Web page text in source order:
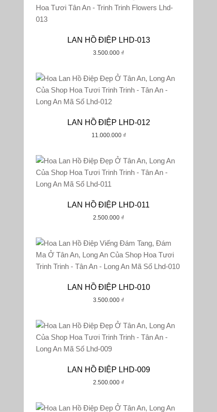
LAN HỒ ĐIỆP LHD-013
3.500.000 ₫
LAN HỒ ĐIỆP LHD-012
11.000.000 ₫
LAN HỒ ĐIỆP LHD-011
2.500.000 ₫
LAN HỒ ĐIỆP LHD-010
3.500.000 ₫
LAN HỒ ĐIỆP LHD-009
2.500.000 ₫